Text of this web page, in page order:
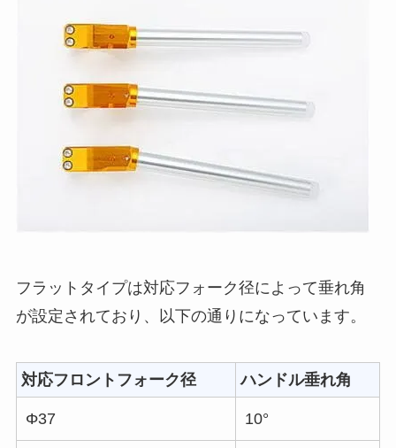
フラットタイプは対応フォーク径によって垂れ角
が設定されており、以下の通りになっています。
対応フロントフォーク径 ハンドル垂れ角
Φ37 10°